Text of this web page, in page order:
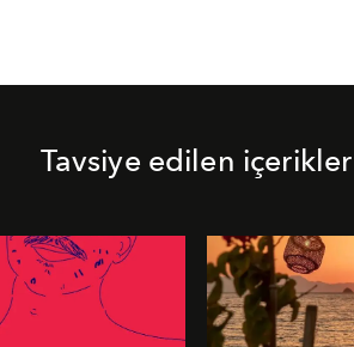
Tavsiye edilen içerikler